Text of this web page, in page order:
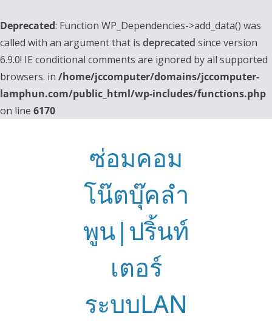
Deprecated: Function WP_Dependencies->add_data() was
called with an argument that is deprecated since version
6.9.0! IE conditional comments are ignored by all supported
browsers. in /home/jccomputer/domains/jccomputer-
lamphun.com/public_html/wp-includes/functions.php
on line 6170
ซ่อมคอม
โน๊ตบุ๊คลำ
พูน|ปริ้นท์
เตอร์
ระบบLAN